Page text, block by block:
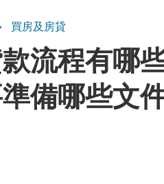
買房及房貸
流程有哪
備哪些文